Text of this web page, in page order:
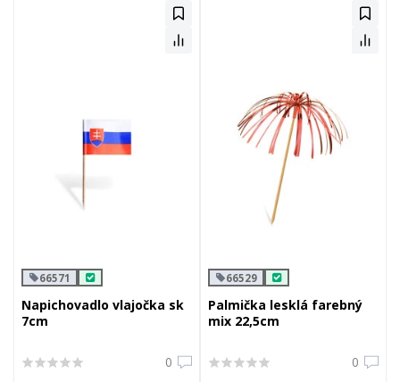
66571
Napichovadlo vlajočka sk
7cm
0
66529
Palmička lesklá farebný
mix 22,5cm
0